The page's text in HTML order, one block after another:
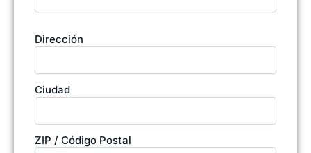
Dirección
de
empresa
Dirección
Ciudad
ZIP / Código Postal